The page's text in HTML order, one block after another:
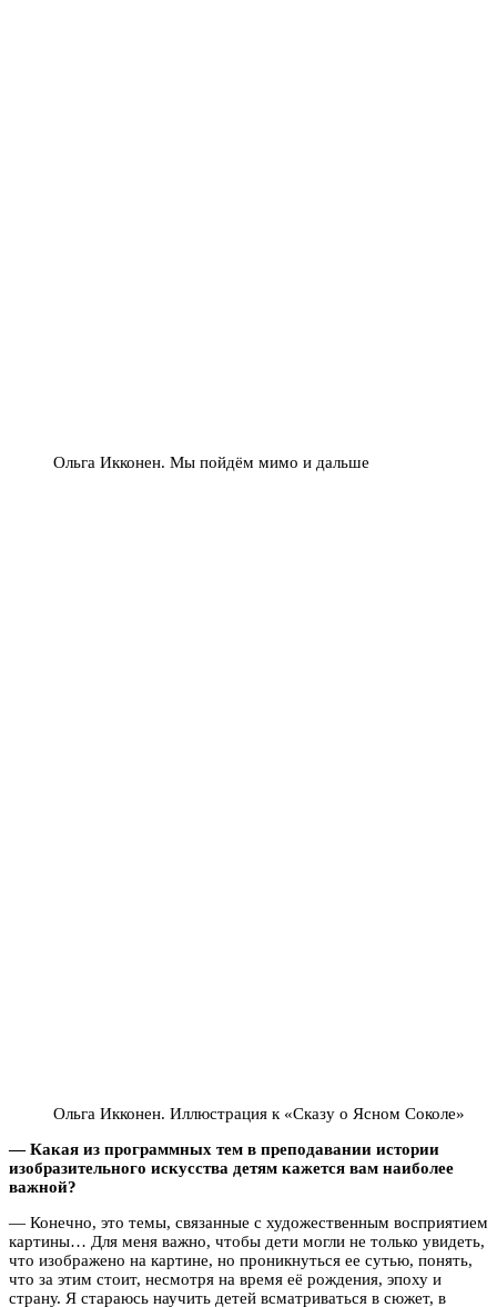
Ольга Икконен. Мы пойдём мимо и дальше
Ольга Икконен. Иллюстрация к «Сказу о Ясном Соколе»
— Какая из программных тем в преподавании истории
изобразительного искусства детям кажется вам наиболее
важной?
— Конечно, это темы, связанные с художественным восприятием
картины… Для меня важно, чтобы дети могли не только увидеть,
что изображено на картине, но проникнуться ее сутью, понять,
что за этим стоит, несмотря на время её рождения, эпоху и
страну. Я стараюсь научить детей всматриваться в сюжет, в